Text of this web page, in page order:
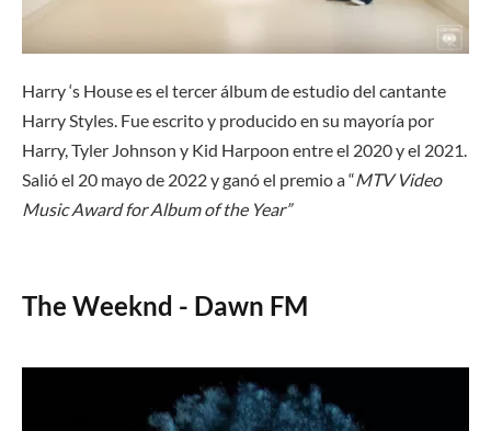
Harry ‘s House es el tercer álbum de estudio del cantante
Harry Styles. Fue escrito y producido en su mayoría por
Harry, Tyler Johnson y Kid Harpoon entre el 2020 y el 2021.
Salió el 20 mayo de 2022 y ganó el premio a “MTV Video
Music Award for Album of the Year”
The Weeknd - Dawn FM